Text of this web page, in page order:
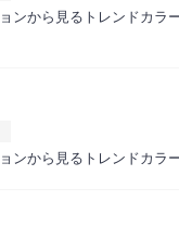
ンから見るトレンドカラ
ンから見るトレンドカラ